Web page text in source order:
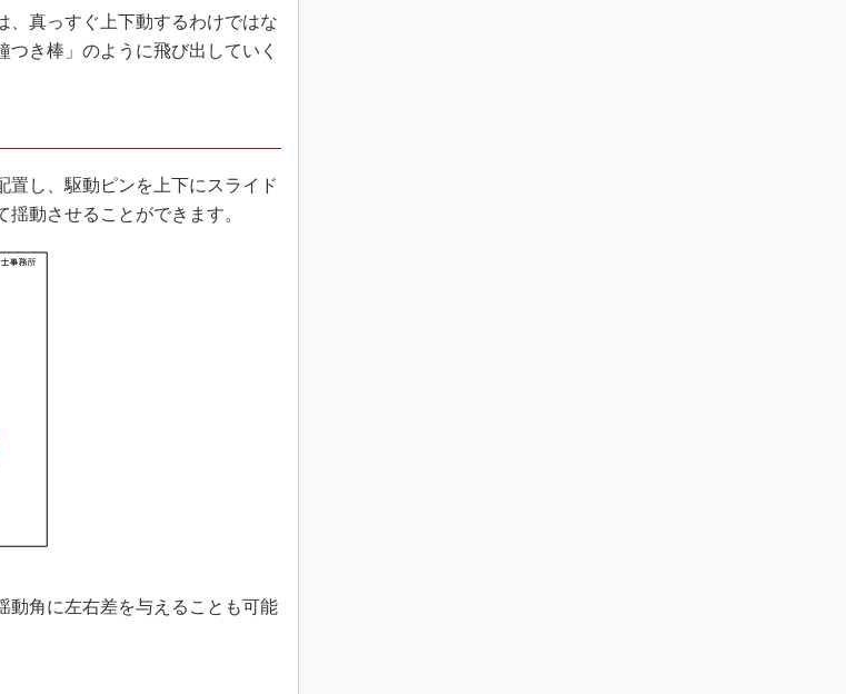
真っすぐ上下動するわけではな
き棒」のように飛び出していく
し、駆動ピンを上下にスライド
動させることができます。
角に左右差を与えることも可能